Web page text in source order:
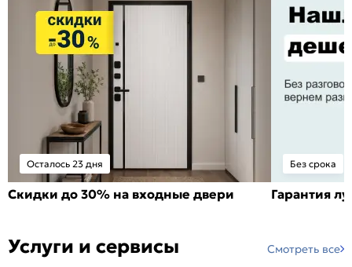
Осталось 23 дня
Скидки до 30% на входные двери
Без срока
Гарантия
Услуги и сервисы Смотреть все